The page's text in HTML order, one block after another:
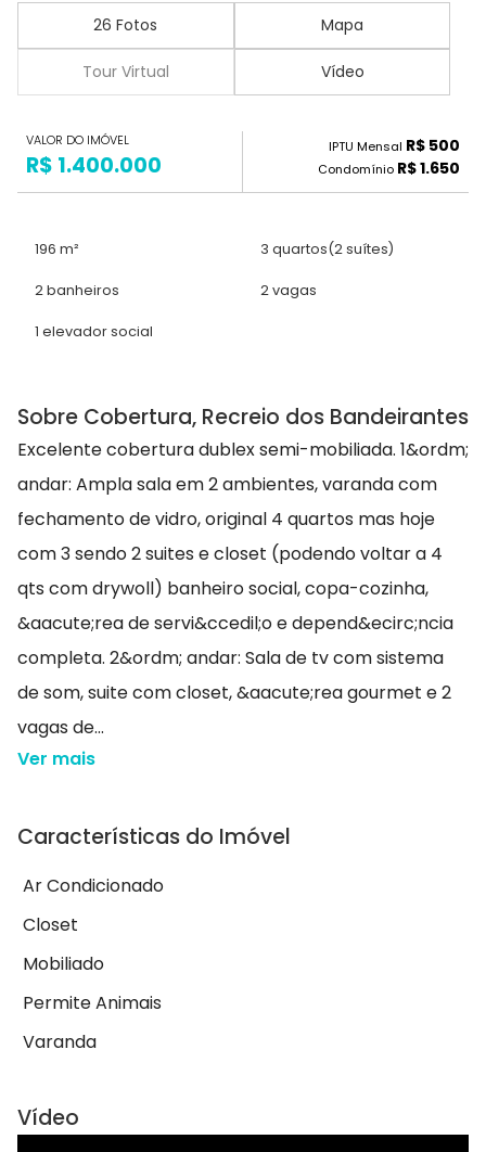
26 Fotos Mapa
Tour Virtual Vídeo
VALOR DO IMÓVEL
R$ 1.400.000
IPTU Mensal R$ 500
Condomínio R$ 1.650
196 m² 3 quartos(2 suítes)
2 banheiros 2 vagas
1 elevador social
Sobre Cobertura, Recreio dos Bandeirantes
Excelente cobertura dublex semi-mobiliada. 1&ordm;
andar: Ampla sala em 2 ambientes, varanda com
fechamento de vidro, original 4 quartos mas hoje
com 3 sendo 2 suites e closet (podendo voltar a 4
qts com drywoll) banheiro social, copa-cozinha,
&aacute;rea de servi&ccedil;o e depend&ecirc;ncia
completa. 2&ordm; andar: Sala de tv com sistema
de som, suite com closet, &aacute;rea gourmet e 2
vagas de...
Ver mais
Características do Imóvel
Ar Condicionado
Closet
Mobiliado
Permite Animais
Varanda
Vídeo